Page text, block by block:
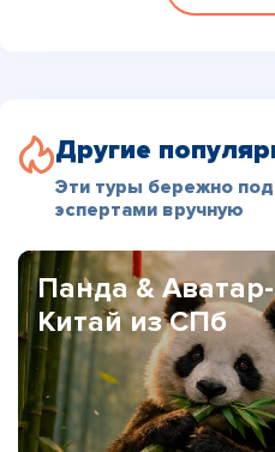
Другие
Эти туры бережно
эспертами вручную
Панда &
Китай из СПб